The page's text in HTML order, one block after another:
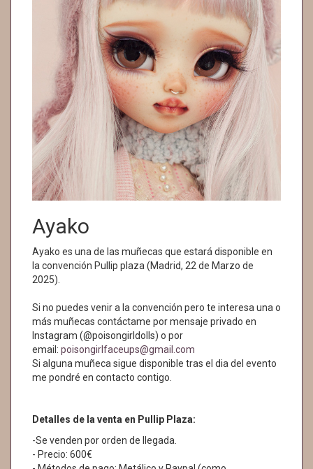
Ayako
Ayako es una de las muñecas que estará disponible en
la convención Pullip plaza (Madrid, 22 de Marzo de
2025).
Si no puedes venir a la convención pero te interesa una o
más muñecas contáctame por mensaje privado en
Instagram (@poisongirldolls) o por
email: poisongirlfaceups@gmail.com
Si alguna muñeca sigue disponible tras el dia del evento
me pondré en contacto contigo.
Detalles de la venta en Pullip Plaza:
-Se venden por orden de llegada.
- Precio: 600€